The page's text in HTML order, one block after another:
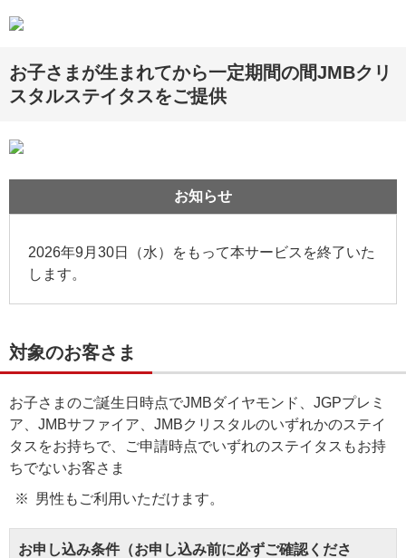
お子さまが生まれてから一定期間の間JMBクリ
スタルステイタスをご提供
お知らせ
2026年9月30日（水）をもって本サービスを終了いた
します。
対象のお客さま
お子さまのご誕生日時点でJMBダイヤモンド、JGPプレミ
ア、JMBサファイア、JMBクリスタルのいずれかのステイ
タスをお持ちで、ご申請時点でいずれのステイタスもお持
ちでないお客さま
男性もご利用いただけます。
お申し込み条件（お申し込み前に必ずご確認くださ